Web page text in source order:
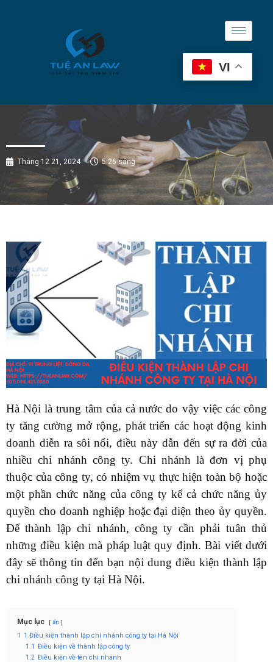
VI
Tháng 12 21, 2024 5:26 sáng
Hà Nội là trung tâm của cả nước do vậy việc các công
ty tăng cường mở rộng, phát triển các hoạt động kinh
doanh diễn ra sôi nổi, điều này dẫn đến sự ra đời của
nhiều chi nhánh công ty. Chi nhánh là đơn vị phụ
thuộc của công ty, có nhiệm vụ thực hiện toàn bộ hoặc
một phần chức năng của công ty kể cả chức năng ủy
quyền cho doanh nghiệp hoặc đại diện theo ủy quyền.
Để thành lập chi nhánh, công ty cần phải tuân thủ
những điều kiện mà pháp luật quy định. Bài viết dưới
đây sẽ thông tin đến bạn nội dung điều kiện thành lập
chi nhánh công ty tại Hà Nội.
Mục lục ẩn
1
1.Điều kiện thành lập chi nhánh công ty tại Hà Nội
1.1 Điều kiện về thành lập công ty
1.2 Điều kiện về tên chi nhánh